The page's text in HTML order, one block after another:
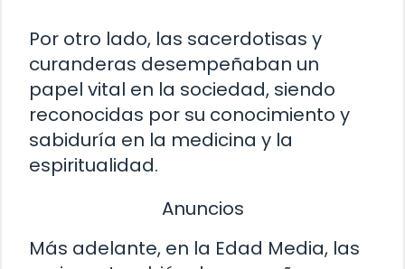
Por otro lado, las sacerdotisas y
curanderas desempeñaban un
papel vital en la sociedad, siendo
reconocidas por su conocimiento y
sabiduría en la medicina y la
espiritualidad.
Anuncios
Más adelante, en la Edad Media, las